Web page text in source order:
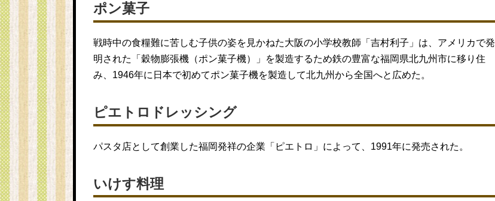
ポン菓子
戦時中の食糧難に苦しむ子供の姿を見かねた大阪の小学校教師「吉村利子」は、アメリカで発
明された「穀物膨張機（ポン菓子機）」を製造するため鉄の豊富な福岡県北九州市に移り住
み、1946年に日本で初めてポン菓子機を製造して北九州から全国へと広めた。
ピエトロドレッシング
パスタ店として創業した福岡発祥の企業「ピエトロ」によって、1991年に発売された。
いけす料理